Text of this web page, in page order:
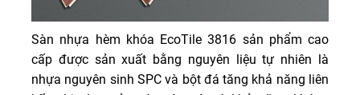
Sàn nhựa hèm khóa EcoTile 3816 sản phẩm cao
cấp được sản xuất bằng nguyên liệu tự nhiên là
nhựa nguyên sinh SPC và bột đá tăng khả năng liên